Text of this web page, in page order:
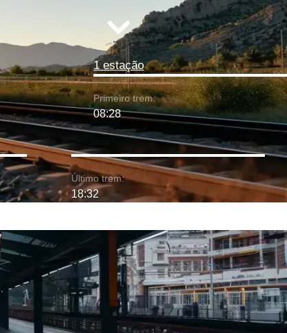
1 estação
Primeiro trem:
08:28
Último trem:
18:32